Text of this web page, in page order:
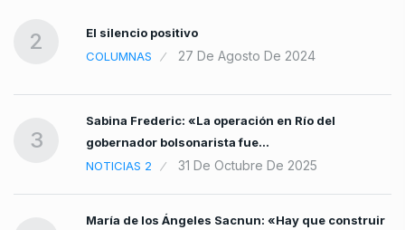
2
El silencio positivo
COLUMNAS
27 De Agosto De 2024
3
Sabina Frederic: «La operación en Río del
gobernador bolsonarista fue…
NOTICIAS 2
31 De Octubre De 2025
María de los Ángeles Sacnun: «Hay que construir